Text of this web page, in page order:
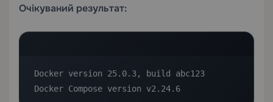
Очікуваний результат:
Docker version 25.0.3, build abc123
Docker Compose version v2.24.6